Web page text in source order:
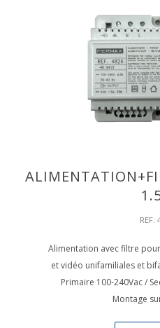
REF:
Alimentation avec filtre
et vidéo unifamiliales et
Primaire 100-240Vac /
Montage